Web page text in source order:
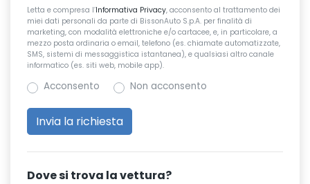
Letta e compresa l’Informativa Privacy, acconsento al trattamento dei
miei dati personali da parte di BissonAuto S.p.A. per finalità di
marketing, con modalità elettroniche e/o cartacee, e, in particolare, a
mezzo posta ordinaria o email, telefono (es. chiamate automatizzate,
SMS, sistemi di messaggistica istantanea), e qualsiasi altro canale
informatico (es. siti web, mobile app).
Acconsento Non acconsento
Dove si trova la vettura?